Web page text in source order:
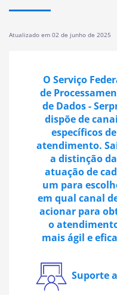
Atualizado em 02 de junho de 2025
O Serviço
de
de Dados -
dispõe de
específicos de
atendimento.
a distinção da
atuação de
um para
em qual canal
acionar para
o
mais ágil e
Suporte